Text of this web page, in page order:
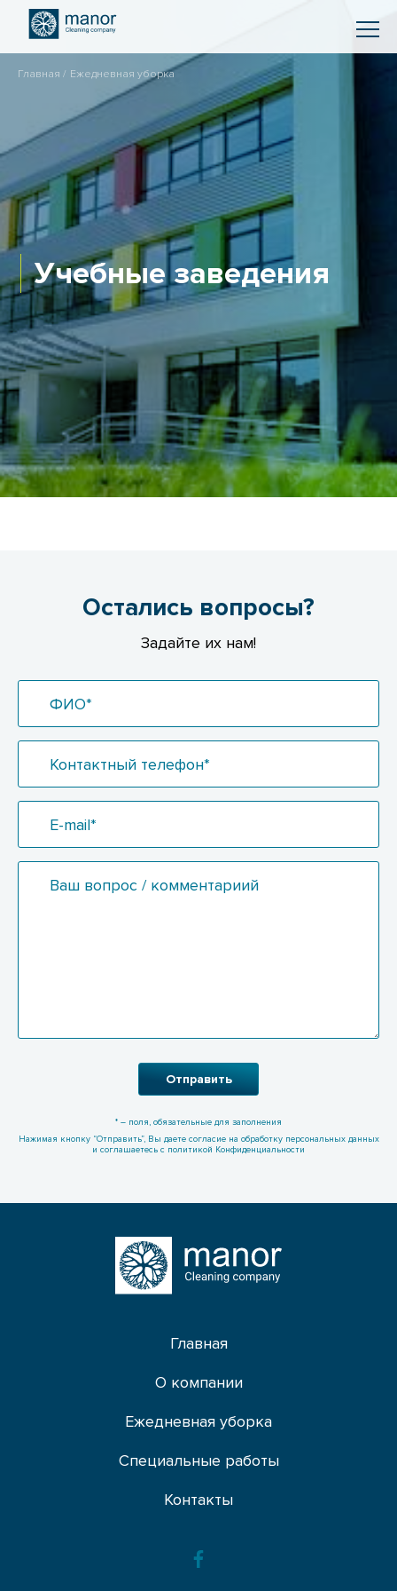
Главная Ежедневная уборка
Учебные заведения
Остались вопросы?
Задайте их нам!
ФИО*
Контактный телефон*
E-mail*
Ваш вопрос / комментариий
Отправить
* – поля, обязательные для заполнения
Нажимая кнопку “Отправить”, Вы даете согласие на обработку персональных данных
и соглашаетесь с политикой Конфиденциальности
Главная
О компании
Ежедневная уборка
Специальные работы
Контакты